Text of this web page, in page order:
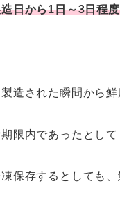
日から1日～3日程
造された瞬間から鮮
限内であったとし
保存するとしても